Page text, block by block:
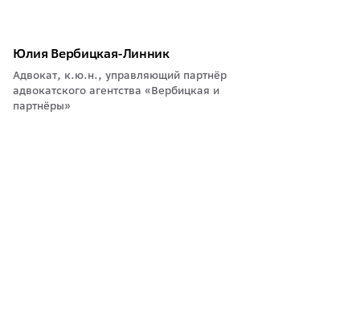
Юлия Вербицкая-Линник
Адвокат, к.ю.н., управляющий партнёр
адвокатского агентства «Вербицкая и
партнёры»